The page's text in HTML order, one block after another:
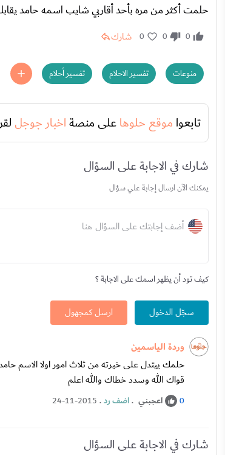
حلمت أكثر من مره بأحد أقاربي شايب اسمه حامد
0
0
0 شارك
منوعات تفسير الاحلام تفسير أحلام
تابعوا موقع حلوهاعلى منصةاخبار جوجل
شارك في الاجابة على السؤال
يمكنك الآن ارسال إجابة علي سؤال
أضف إجابتك على السؤال هنا
كيف تود أن يظهر اسمك على الاجابة ؟
سجّل الدخول ارسل كمجهول
وردة الياسمين
حلمك ييتدل على خيرته من ثلاث امور اولا الاسم
قواك الله وسدد خطاك والله اعلم
0 اعجبني .اضف رد.
24-11-2015
شارك في الاجابة على السؤال